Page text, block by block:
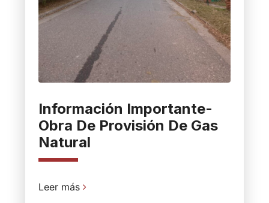
Información Importante-
Obra De Provisión De Gas
Natural
Leer más